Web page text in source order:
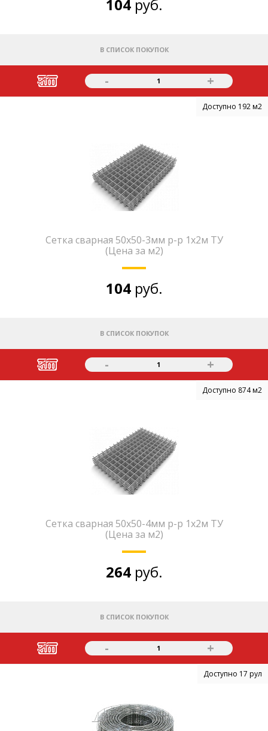
104 руб.
В СПИСОК ПОКУПОК
- 1 +
Доступно 192 м2
Сетка сварная 50х50-3мм р-р 1х2м ТУ
(Цена за м2)
104 руб.
В СПИСОК ПОКУПОК
- 1 +
Доступно 874 м2
Сетка сварная 50х50-4мм р-р 1х2м ТУ
(Цена за м2)
264 руб.
В СПИСОК ПОКУПОК
- 1 +
Доступно 17 рул